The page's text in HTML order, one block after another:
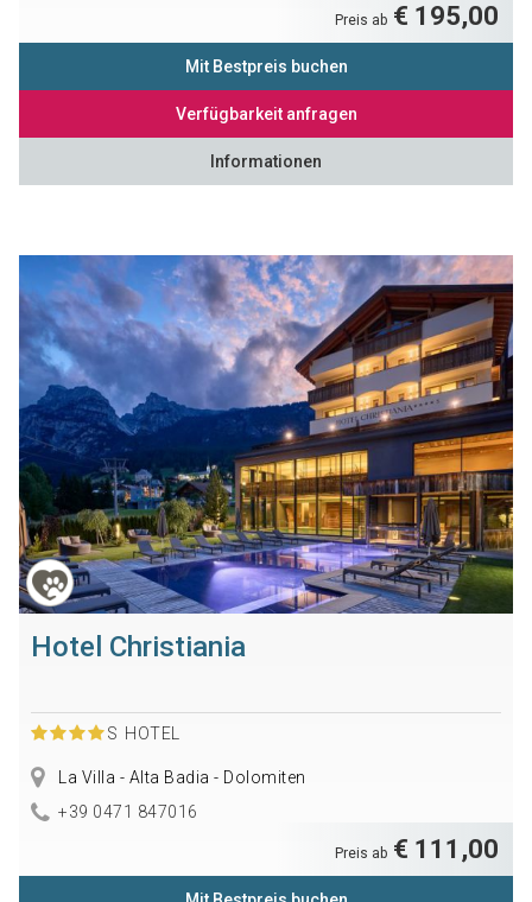
Preis ab € 195,00
Mit Bestpreis buchen
Verfügbarkeit anfragen
Informationen
Hotel Christiania
S HOTEL
La Villa - Alta Badia - Dolomiten
+39 0471 847016
Preis ab € 111,00